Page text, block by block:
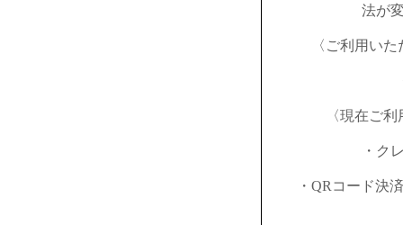
法が
〈ご利用い
〈現在ご
・ク
・QRコード決